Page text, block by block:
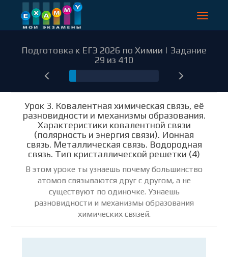
Toggle
Подготовка к ЕГЭ 2026 по Химии | Задание
29 из 410
Урок 3. Ковалентная химическая связь, её
разновидности и механизмы образования.
Характеристики ковалентной связи
(полярность и энергия связи). Ионная
связь. Металлическая связь. Водородная
связь. Тип кристаллической решетки (4)
В этом уроке ты узнаешь почему большинство
атомов связываются друг с другом, а не
существуют по одиночке. Узнаешь
разновидности и механизмы образования
химических связей.